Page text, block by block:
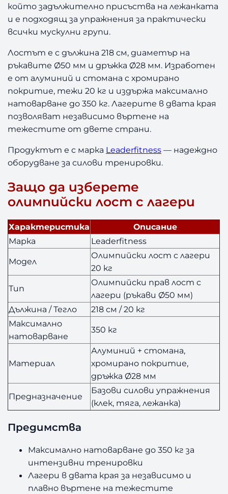
и
л
т
а
г
е
р
и
0
к
който задължително присъства на лежанката
и е подходящ за упражнения за практически
всички мускулни групи.
Лостът е с дължина 218 см, диаметър на
ръкавите Ø50 мм и дръжка Ø28 мм. Изработен
е от алуминий и стомана с хромирано
покритие, тежи 20 кг и издържа максимално
натоварване до 350 кг. Лагерите в двата края
позволяват независимо въртене на
тежестите от двете страни.
Продуктът е с марка Leaderfitness — надеждно
оборудване за силови тренировки.
Защо да изберете
олимпийски лост с лагери
Характеристика
Описание
Марка
Leaderfitness
Модел
Олимпийски лост с лагери
20 кг
Тип
Олимпийски прав лост с
лагери (ръкави Ø50 мм)
Дължина / Тегло
218 см / 20 кг
Максимално
натоварване
350 кг
Материал
Алуминий + стомана,
хромирано покритие,
дръжка Ø28 мм
Предназначение
Базови силови упражнения
(клек, тяга, лежанка)
Предимства
Максимално натоварване до 350 кг за
интензивни тренировки
Лагери в двата края за независимо и
плавно въртене на тежестите